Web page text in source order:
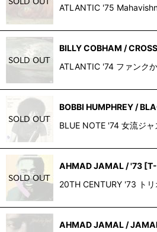
ATLANTIC '75
BILLY COBHAM /
ATLANTIC '74 ファンク
BOBBI HUMPHREY /
BLUE NOTE '74 女流ジ
AHMAD JAMAL / '73 [
20TH CENTURY '73 ト
AHMAD JAMAL /